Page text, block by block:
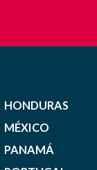
HONDURAS
MÉXICO
PANAMÁ